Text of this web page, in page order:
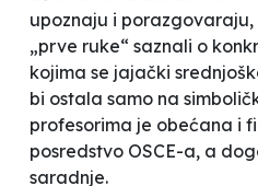
upoznaju i
„prve ruke“ saznali o
kojima se jajački
bi ostala samo na
profesorima je obećana i
posredstvo OSCE-a, a
saradnje.